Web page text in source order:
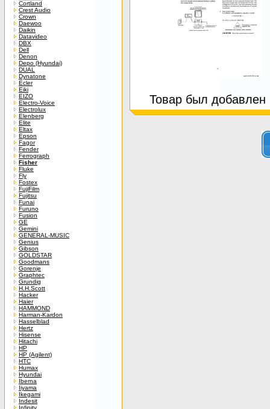
Cortland
Crest Audio
Crown
Daewoo
Daikin
Datavideo
DBX
Dell
Denon
Depo (Hyundai)
DUAL
Dynatone
Ecler
Eiki
EIZO
Electro-Voice
Electrolux
Elenberg
Elite
Eltax
Epson
Fagor
Fender
Ferrograph
Fisher
Fluke
Fly
Fostex
FujiFilm
Fujitsu
Funai
Furuno
Fusion
GE
Gemini
GENERAL-MUSIC
Genius
Gibson
GOLDSTAR
Goodmans
Gorenje
Graphtec
Grundig
H.H.Scott
Hacker
Haier
HAMMOND
Harman-Kardon
Hasselblad
Hertz
Hisense
Hitachi
HP
HP (Agilent)
HTC
Humax
Hyundai
Iberna
Iiyama
Ikegami
Indesit
Infinity
Товар был добавлен